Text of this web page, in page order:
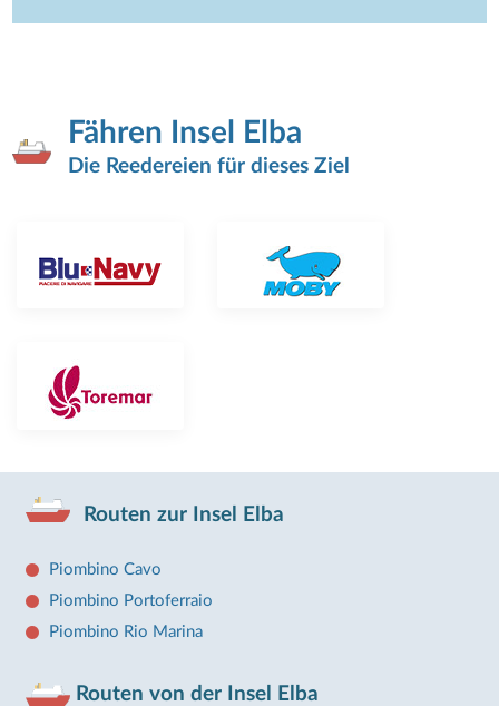
Fähren Insel Elba
Die Reedereien für dieses Ziel
Routen zur Insel Elba
Piombino Cavo
Piombino Portoferraio
Piombino Rio Marina
Routen von der Insel Elba